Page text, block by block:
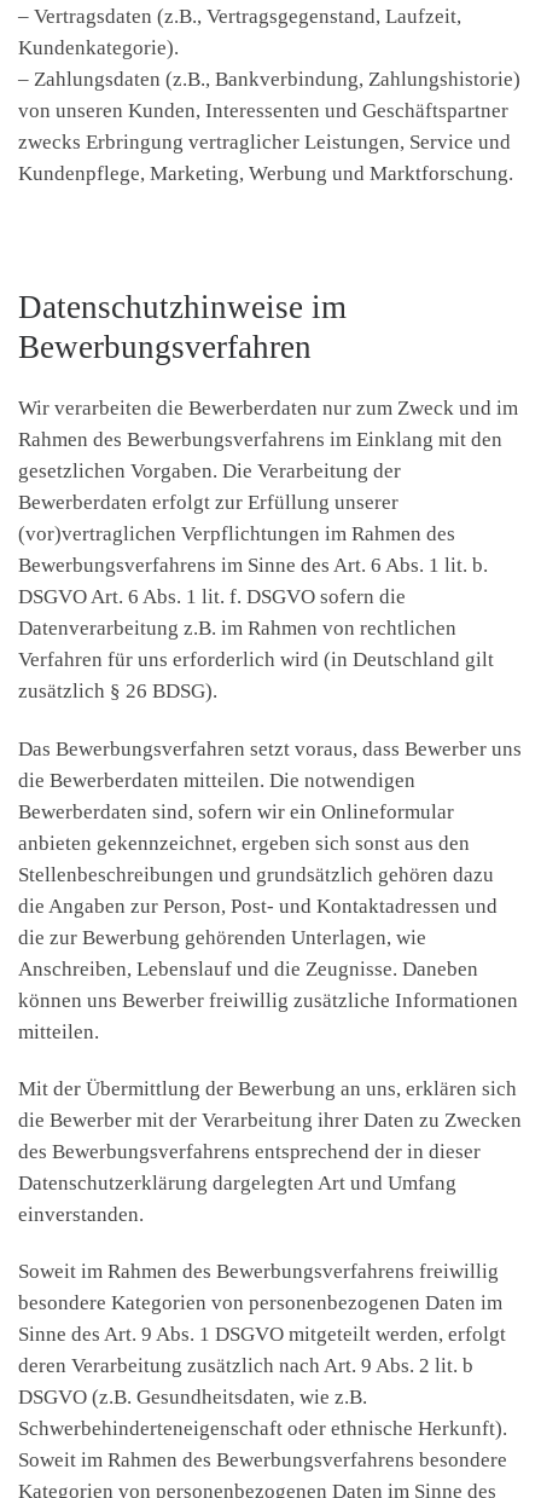
– Vertragsdaten (z.B., Vertragsgegenstand, Laufzeit,
Kundenkategorie).
– Zahlungsdaten (z.B., Bankverbindung, Zahlungshistorie)
von unseren Kunden, Interessenten und Geschäftspartner
zwecks Erbringung vertraglicher Leistungen, Service und
Kundenpflege, Marketing, Werbung und Marktforschung.
Datenschutzhinweise im
Bewerbungsverfahren
Wir verarbeiten die Bewerberdaten nur zum Zweck und im
Rahmen des Bewerbungsverfahrens im Einklang mit den
gesetzlichen Vorgaben. Die Verarbeitung der
Bewerberdaten erfolgt zur Erfüllung unserer
(vor)vertraglichen Verpflichtungen im Rahmen des
Bewerbungsverfahrens im Sinne des Art. 6 Abs. 1 lit. b.
DSGVO Art. 6 Abs. 1 lit. f. DSGVO sofern die
Datenverarbeitung z.B. im Rahmen von rechtlichen
Verfahren für uns erforderlich wird (in Deutschland gilt
zusätzlich § 26 BDSG).
Das Bewerbungsverfahren setzt voraus, dass Bewerber uns
die Bewerberdaten mitteilen. Die notwendigen
Bewerberdaten sind, sofern wir ein Onlineformular
anbieten gekennzeichnet, ergeben sich sonst aus den
Stellenbeschreibungen und grundsätzlich gehören dazu
die Angaben zur Person, Post- und Kontaktadressen und
die zur Bewerbung gehörenden Unterlagen, wie
Anschreiben, Lebenslauf und die Zeugnisse. Daneben
können uns Bewerber freiwillig zusätzliche Informationen
mitteilen.
Mit der Übermittlung der Bewerbung an uns, erklären sich
die Bewerber mit der Verarbeitung ihrer Daten zu Zwecken
des Bewerbungsverfahrens entsprechend der in dieser
Datenschutzerklärung dargelegten Art und Umfang
einverstanden.
Soweit im Rahmen des Bewerbungsverfahrens freiwillig
besondere Kategorien von personenbezogenen Daten im
Sinne des Art. 9 Abs. 1 DSGVO mitgeteilt werden, erfolgt
deren Verarbeitung zusätzlich nach Art. 9 Abs. 2 lit. b
DSGVO (z.B. Gesundheitsdaten, wie z.B.
Schwerbehinderteneigenschaft oder ethnische Herkunft).
Soweit im Rahmen des Bewerbungsverfahrens besondere
Kategorien von personenbezogenen Daten im Sinne des